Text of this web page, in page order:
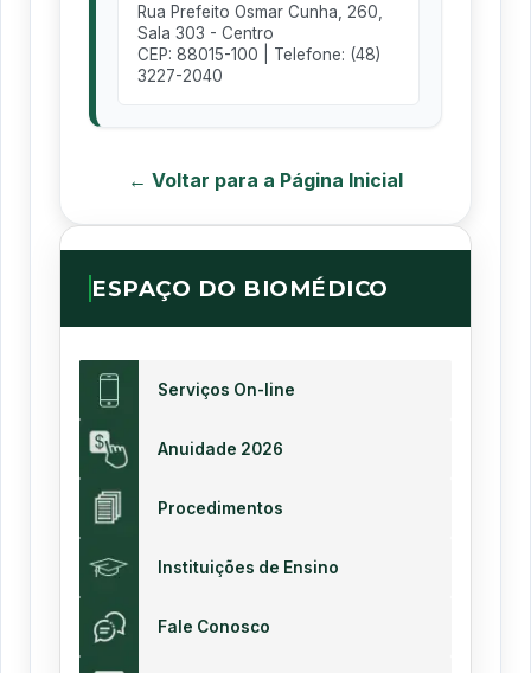
Rua Prefeito Osmar Cunha, 260,
Sala 303 - Centro
CEP: 88015-100 | Telefone: (48)
3227-2040
← Voltar para a Página Inicial
ESPAÇO DO BIOMÉDICO
Serviços On-line
Anuidade 2026
Procedimentos
Instituições de Ensino
Fale Conosco